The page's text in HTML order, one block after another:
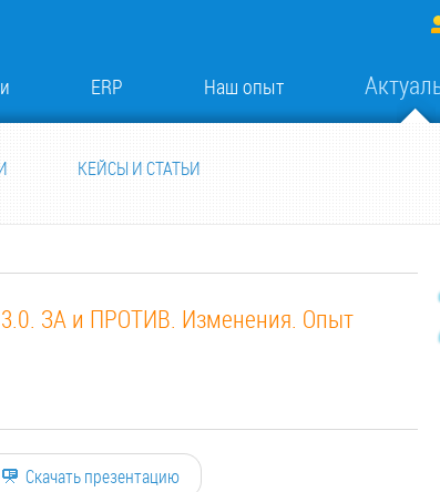
ERP Наш опыт
КЕЙСЫ И СТАТЬИ
ЗА и ПРОТИВ. Изменения. Опыт
Скачать презентацию